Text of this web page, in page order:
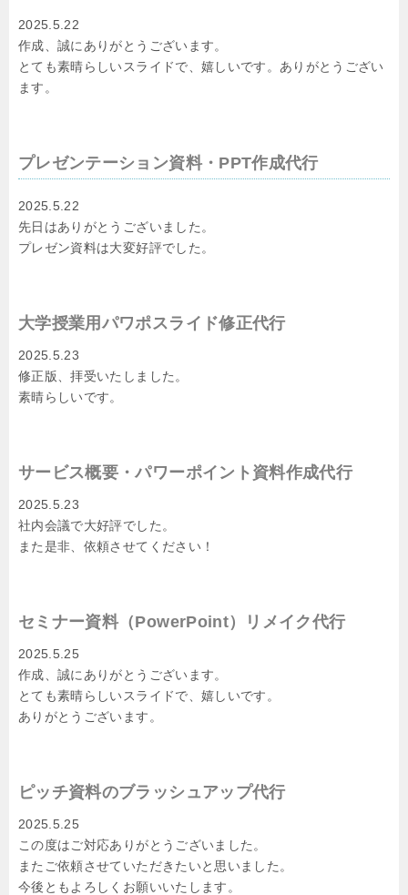
2025.5.22
作成、誠にありがとうございます。
とても素晴らしいスライドで、嬉しいです。ありがとうござい
ます。
プレゼンテーション資料・PPT作成代行
2025.5.22
先日はありがとうございました。
プレゼン資料は大変好評でした。
大学授業用パワポスライド修正代行
2025.5.23
修正版、拝受いたしました。
素晴らしいです。
サービス概要・パワーポイント資料作成代行
2025.5.23
社内会議で大好評でした。
また是非、依頼させてください！
セミナー資料（PowerPoint）リメイク代行
2025.5.25
作成、誠にありがとうございます。
とても素晴らしいスライドで、嬉しいです。
ありがとうございます。
ピッチ資料のブラッシュアップ代行
2025.5.25
この度はご対応ありがとうございました。
またご依頼させていただきたいと思いました。
今後ともよろしくお願いいたします。